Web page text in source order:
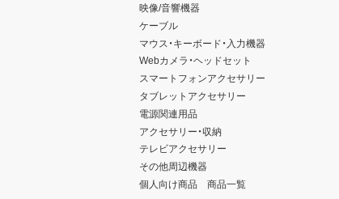
映像/音響機器
ケーブル
マウス・キーボード・入力機器
Webカメラ・ヘッドセット
スマートフォンアクセサリー
タブレットアクセサリー
電源関連用品
アクセサリー・収納
テレビアクセサリー
その他周辺機器
個人向け商品 商品一覧